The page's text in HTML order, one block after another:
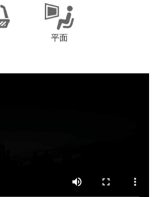
平面